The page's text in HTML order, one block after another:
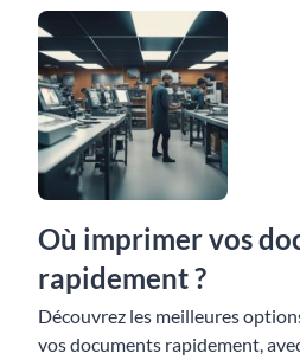
Où imprimer vos
rapidement ?
Découvrez les meilleures
vos documents rapidement,